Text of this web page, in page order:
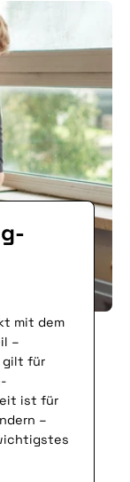
mit dem
–
gilt für
ist für
–